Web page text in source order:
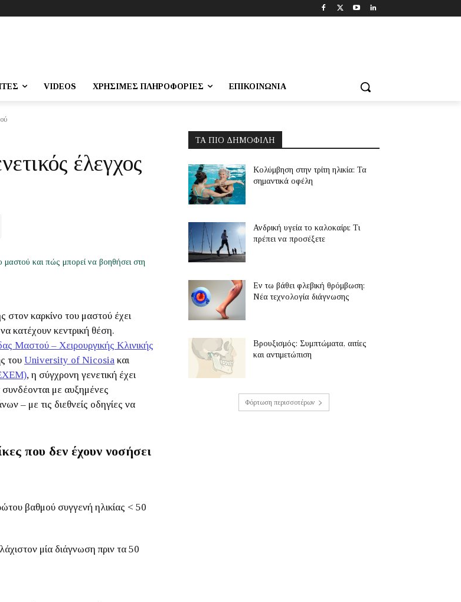
VIDEOS ΧΡΉΣΙΜΕΣ ΠΛΗΡΟΦΟΡΊΕΣ ΕΠΙΚΟΙΝΩΝΊΑ
έλεγχος
στον καρκίνο του μαστού έχει
κατέχουν κεντρική θέση.
Μαστού – Χειρουργικής Κλινικής
του University of Nicosia και
, η σύγχρονη γενετική έχει
συνδέονται με αυξημένες
– με τις διεθνείς οδηγίες να
που δεν έχουν νοσήσει
βαθμού συγγενή ηλικίας < 50
μία διάγνωση πριν τα 50
ΤΑ ΠΙΟ ΔΗΜΟΦΙΛΉ
Κολύμβηση στην τρίτη ηλικία: Τα
σημαντικά οφέλη
Ανδρική υγεία το καλοκαίρι: Τι
πρέπει να προσέξετε
Εν τω βάθει φλεβική θρόμβωση:
Νέα τεχνολογία διάγνωσης
Βρουξισμός: Συμπτώματα, αιτίες
και αντιμετώπιση
Φόρτωση περισσοτέρων